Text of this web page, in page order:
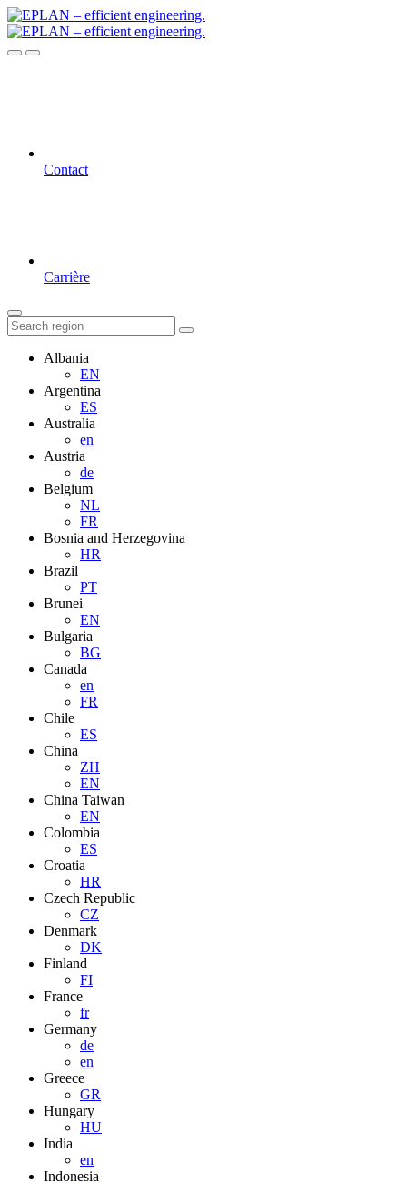
Contact
Carrière
Albania
EN
Argentina
ES
Australia
en
Austria
de
Belgium
NL
FR
Bosnia and Herzegovina
HR
Brazil
PT
Brunei
EN
Bulgaria
BG
Canada
en
FR
Chile
ES
China
ZH
EN
China Taiwan
EN
Colombia
ES
Croatia
HR
Czech Republic
CZ
Denmark
DK
Finland
FI
France
fr
Germany
de
en
Greece
GR
Hungary
HU
India
en
Indonesia